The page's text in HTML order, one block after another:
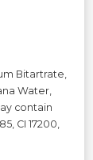
Bitartrate,
Water,
contain
CI 17200,